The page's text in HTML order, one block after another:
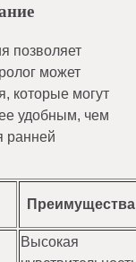
позволяет
может
которые могут
удобным, чем
ранней
Преимущества
Высокая